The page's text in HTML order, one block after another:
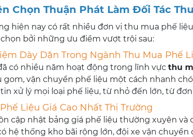
Chọn Thuận Phát Làm Đối Tác
hiện nay có rất nhiều đơn vị thu mua phế
bởi những ưu điểm vượt trội sau:
Dày Dặn Trong Ngành Thu Mua Phế
có nhiều năm hoạt động trong lĩnh vực thu
vận chuyển phế liệu một cách nhanh
xử lý mọi loại phế liệu, từ nhỏ đến lớn, từ
Liệu Giá Cao Nhất Thị Trường
cập nhật bảng giá phế liệu thường xuyên và
hệ thống kho bãi rộng lớn, đội xe vận